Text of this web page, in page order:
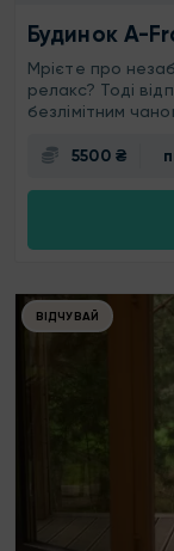
Будинок A-
Мрієте про
релакс? Тоді
безлімітним
5500 ₴
ВІДЧУВАЙ